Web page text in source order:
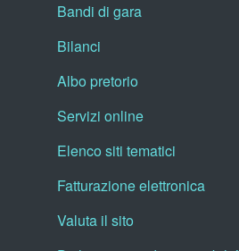
Bandi di gara
Bilanci
Albo pretorio
Servizi online
Elenco siti tematici
Fatturazione elettronica
Valuta il sito